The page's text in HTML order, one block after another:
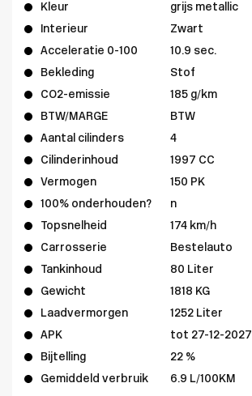
Kleur
grijs metallic
Interieur
Zwart
Acceleratie 0-100
10.9 sec.
Bekleding
Stof
CO2-emissie
185 g/km
BTW/MARGE
BTW
Aantal cilinders
4
Cilinderinhoud
1997 CC
Vermogen
150 PK
100% onderhouden?
n
Topsnelheid
174 km/h
Carrosserie
Bestelauto
Tankinhoud
80 Liter
Gewicht
1818 KG
Laadvermorgen
1252 Liter
APK
tot 27-12-2027
Bijtelling
22 %
Gemiddeld verbruik
6.9 L/100KM